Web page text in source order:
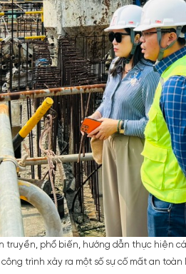
truyền, phổ biến, hướng dẫn thực hiện
trình xảy ra một số sự cố mất an